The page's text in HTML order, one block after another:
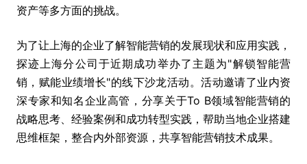
资产等多方面的挑战。
为了让上海的企业了解智能营销的发展现状和应用实践，
探迹上海分公司于近期成功举办了主题为"解锁智能营
销，赋能业绩增长"的线下沙龙活动。活动邀请了业内资
深专家和知名企业高管，分享关于To B领域智能营销的
战略思考、经验案例和成功转型实践，帮助当地企业搭建
思维框架，整合内外部资源，共享智能营销技术成果。